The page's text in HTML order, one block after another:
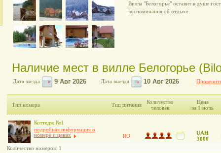
Вилла "Белогорье" оставит в душе
воспоминания об отдыхе.
Наличие мест в вилле Белогорье
Дата заезда Дата выезда
Тип номера Тип питания
Количество
человек
Цена
за 1 ночь
Коттедж №1
подробная информация о
номере и ценах
Количество номеров: 1
RO
UAH
3000